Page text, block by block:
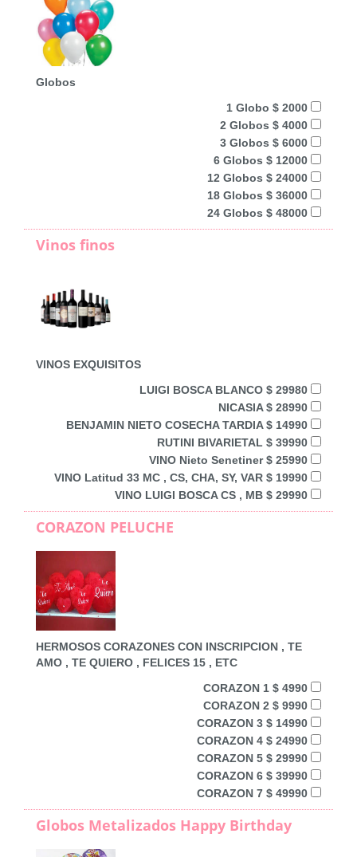
Globos
1 Globo $ 2000
2 Globos $ 4000
3 Globos $ 6000
6 Globos $ 12000
12 Globos $ 24000
18 Globos $ 36000
24 Globos $ 48000
Vinos finos
VINOS EXQUISITOS
LUIGI BOSCA BLANCO $ 29980
NICASIA $ 28990
BENJAMIN NIETO COSECHA TARDIA $ 14990
RUTINI BIVARIETAL $ 39990
VINO Nieto Senetiner $ 25990
VINO Latitud 33 MC , CS, CHA, SY, VAR $ 19990
VINO LUIGI BOSCA CS , MB $ 29990
CORAZON PELUCHE
HERMOSOS CORAZONES CON INSCRIPCION , TE
AMO , TE QUIERO , FELICES 15 , ETC
CORAZON 1 $ 4990
CORAZON 2 $ 9990
CORAZON 3 $ 14990
CORAZON 4 $ 24990
CORAZON 5 $ 29990
CORAZON 6 $ 39990
CORAZON 7 $ 49990
Globos Metalizados Happy Birthday